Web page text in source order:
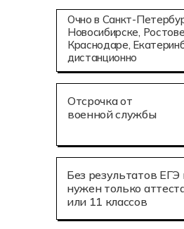
Отсрочка от
военной службы
Без результатов ЕГЭ
нужен только
или 11 классов
Очно в Санкт-
Новосибирске,
Краснодаре,
дистанционно